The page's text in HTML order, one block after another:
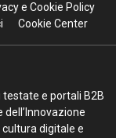
e Cookie Policy
Cookie Center
testate e portali B2B
digitale e